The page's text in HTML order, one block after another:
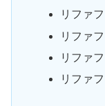
リファ
リファ
リファ
リファ